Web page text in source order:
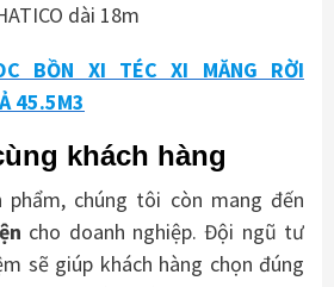
dài 18m
BỒN XI TÉC XI MĂNG RỜI
45.5M3
khách hàng
phẩm, chúng tôi còn mang đến
cho doanh nghiệp. Đội ngũ tư
sẽ giúp khách hàng chọn đúng